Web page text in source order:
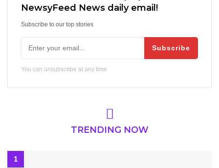
NewsyFeed News daily email!
Subscribe to our top stories
Subscribe
You can unsubscribe at any time
TRENDING NOW